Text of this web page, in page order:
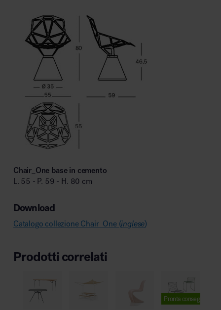
Chair_One base in cemento
L. 55 - P. 59 - H. 80 cm
Download
Catalogo collezione Chair_One (inglese)
Prodotti correlati
Pronta consegna